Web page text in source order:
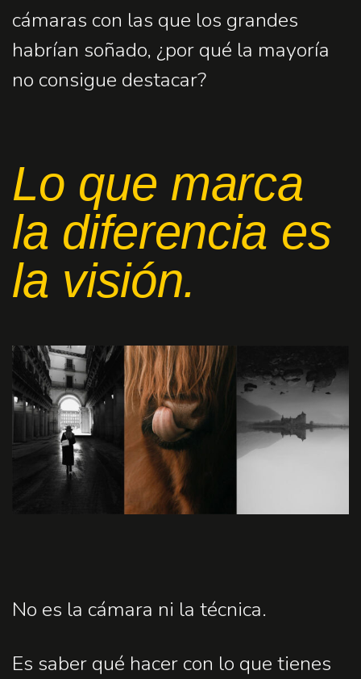
cámaras con las que los grandes
habrían soñado, ¿por qué la mayoría
no consigue destacar?
Lo que marca
la diferencia es
la visión.
No es la cámara ni la técnica.
Es saber qué hacer con lo que tienes